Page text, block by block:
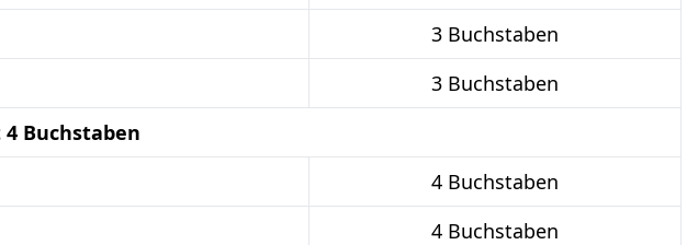
3 Buchstaben
3 Buchstaben
Buchstaben
4 Buchstaben
4 Buchstaben